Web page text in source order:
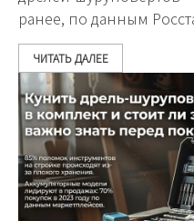
ранее, по данным
ЧИТАТЬ ДАЛЕЕ